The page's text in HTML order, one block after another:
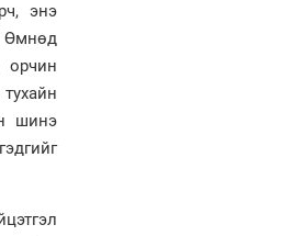
энэ
Өмнөд
шинэ